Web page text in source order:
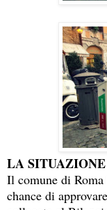
LA SITUAZIONE
Il comune di Roma
chance di